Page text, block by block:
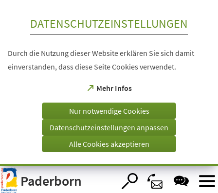
Visuelle
Assistenzsoftware
öffnen.
DATENSCHUTZEINSTELLUNGEN
Durch die Nutzung dieser Website erklären Sie sich damit
einverstanden, dass diese Seite Cookies verwendet.
Mehr Infos
(Öffnet
einem
Tab)
Nur notwendige Cookies
Datenschutzeinstellungen anpassen
Alle Cookies akzeptieren
Paderborn